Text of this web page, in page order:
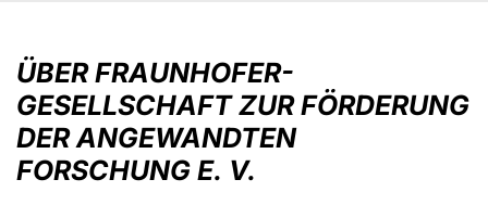
ÜBER FRAUNHOFER-
GESELLSCHAFT ZUR FÖRDERUNG
DER ANGEWANDTEN
FORSCHUNG E. V.